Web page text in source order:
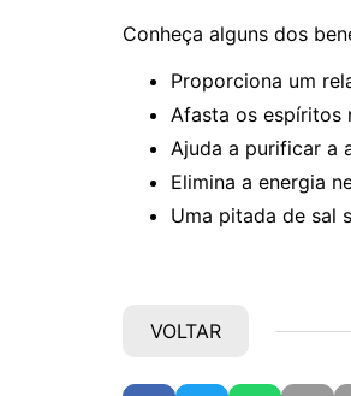
Conheça alguns dos
Proporciona um
Afasta os espíritos
Ajuda a purificar a
Elimina a energia
Uma pitada de sal
VOLTAR